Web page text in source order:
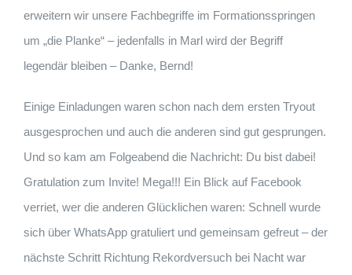
erweitern wir unsere Fachbegriffe im Formationsspringen
um „die Planke“ – jedenfalls in Marl wird der Begriff
legendär bleiben – Danke, Bernd!
Einige Einladungen waren schon nach dem ersten Tryout
ausgesprochen und auch die anderen sind gut gesprungen.
Und so kam am Folgeabend die Nachricht: Du bist dabei!
Gratulation zum Invite! Mega!!! Ein Blick auf Facebook
verriet, wer die anderen Glücklichen waren: Schnell wurde
sich über WhatsApp gratuliert und gemeinsam gefreut – der
nächste Schritt Richtung Rekordversuch bei Nacht war